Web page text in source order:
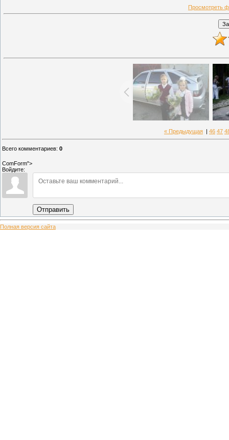
Просмотреть
« Предыдущая 46 47
Всего комментариев: 0
ComForm">
Войдите:
Отправить
Полная версия сайта